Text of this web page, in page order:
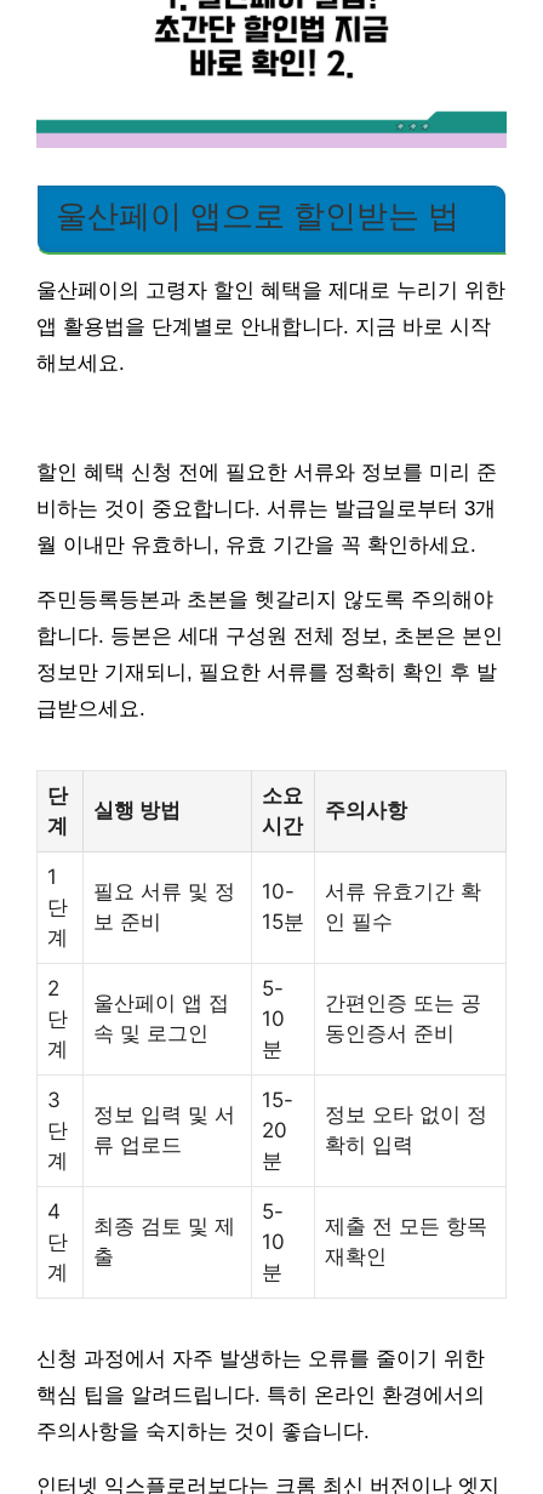
울산페이 앱으로 할인받는 법
울산페이의 고령자 할인 혜택을 제대로 누리기 위한
앱 활용법을 단계별로 안내합니다. 지금 바로 시작
해보세요.
할인 혜택 신청 전에 필요한 서류와 정보를 미리 준
비하는 것이 중요합니다. 서류는 발급일로부터 3개
월 이내만 유효하니, 유효 기간을 꼭 확인하세요.
주민등록등본과 초본을 헷갈리지 않도록 주의해야
합니다. 등본은 세대 구성원 전체 정보, 초본은 본인
정보만 기재되니, 필요한 서류를 정확히 확인 후 발
급받으세요.
단
계
실행 방법
소요
시간
주의사항
1
단
계
필요 서류 및 정
보 준비
10-
15분
서류 유효기간 확
인 필수
2
단
계
울산페이 앱 접
속 및 로그인
5-
10
분
간편인증 또는 공
동인증서 준비
3
단
계
정보 입력 및 서
류 업로드
15-
20
분
정보 오타 없이 정
확히 입력
4
단
계
최종 검토 및 제
출
5-
10
분
제출 전 모든 항목
재확인
신청 과정에서 자주 발생하는 오류를 줄이기 위한
핵심 팁을 알려드립니다. 특히 온라인 환경에서의
주의사항을 숙지하는 것이 좋습니다.
인터넷 익스플로러보다는 크롬 최신 버전이나 엣지